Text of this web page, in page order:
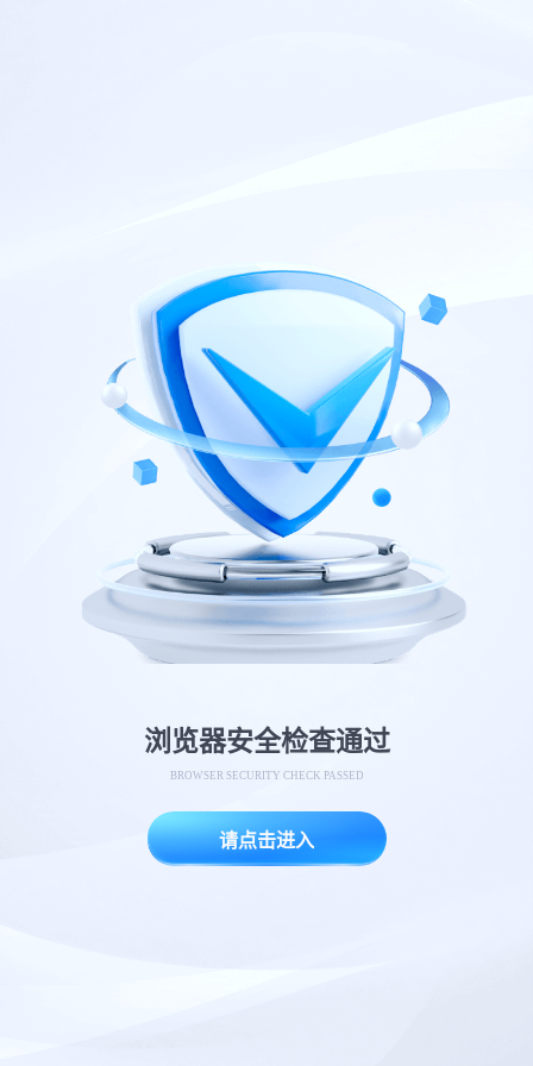
浏览器安全检查通过
BROWSER SECURITY CHECK PASSED
请点击进入